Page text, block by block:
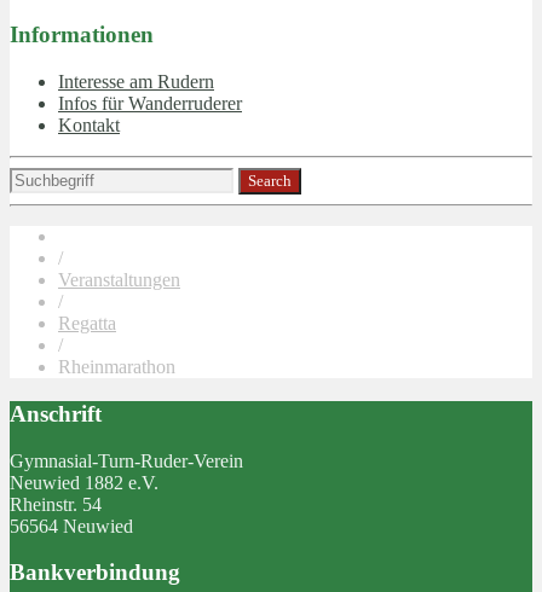
Informationen
Interesse am Rudern
Infos für Wanderruderer
Kontakt
/
Veranstaltungen
/
Regatta
/
Rheinmarathon
Anschrift
Gymnasial-Turn-Ruder-Verein
Neuwied 1882 e.V.
Rheinstr. 54
56564 Neuwied
Bankverbindung